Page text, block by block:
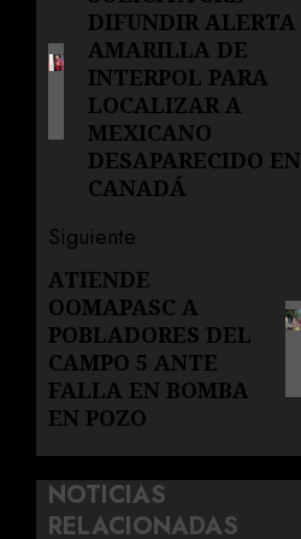
entradas
anterior:
DIFUNDIR ALERTA
AMARILLA DE
INTERPOL PARA
LOCALIZAR A
MEXICANO
DESAPARECIDO EN
CANADÁ
Siguiente
Siguiente
entrada:
ATIENDE
OOMAPASC A
POBLADORES DEL
CAMPO 5 ANTE
FALLA EN BOMBA
EN POZO
NOTICIAS
RELACIONADAS